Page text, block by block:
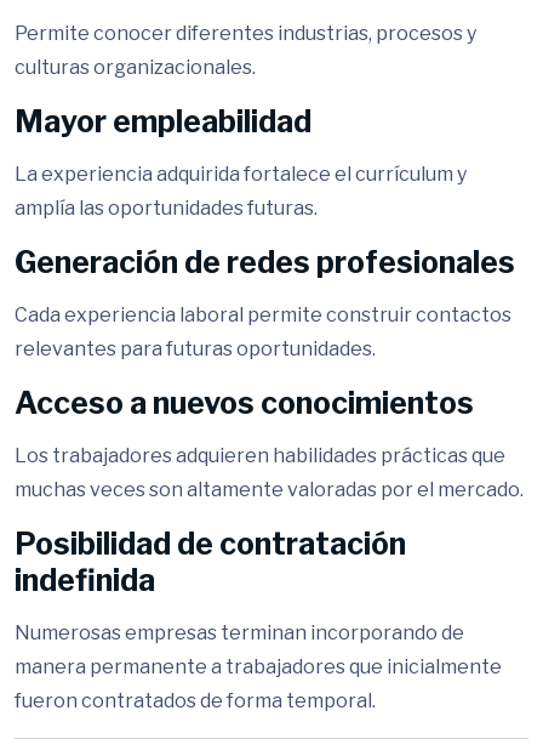
Permite conocer diferentes industrias, procesos y
culturas organizacionales.
Mayor empleabilidad
La experiencia adquirida fortalece el currículum y
amplía las oportunidades futuras.
Generación de redes profesionales
Cada experiencia laboral permite construir contactos
relevantes para futuras oportunidades.
Acceso a nuevos conocimientos
Los trabajadores adquieren habilidades prácticas que
muchas veces son altamente valoradas por el mercado.
Posibilidad de contratación
indefinida
Numerosas empresas terminan incorporando de
manera permanente a trabajadores que inicialmente
fueron contratados de forma temporal.